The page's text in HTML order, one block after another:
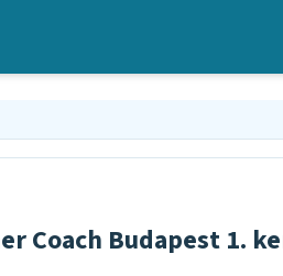
Coach Budapest 1.